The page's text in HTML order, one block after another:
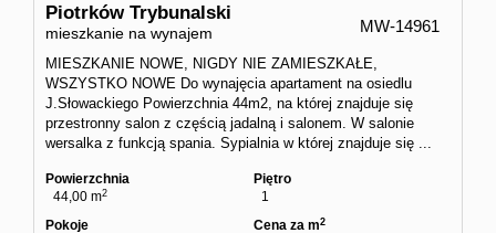
Piotrków Trybunalski
mieszkanie na wynajem MW-14961
MIESZKANIE NOWE, NIGDY NIE ZAMIESZKAŁE,
WSZYSTKO NOWE Do wynajęcia apartament na osiedlu
J.Słowackiego Powierzchnia 44m2, na której znajduje się
przestronny salon z częścią jadalną i salonem. W salonie
wersalka z funkcją spania. Sypialnia w której znajduje się ...
Powierzchnia
44,00 m2
Piętro
1
Pokoje
Cena za m2